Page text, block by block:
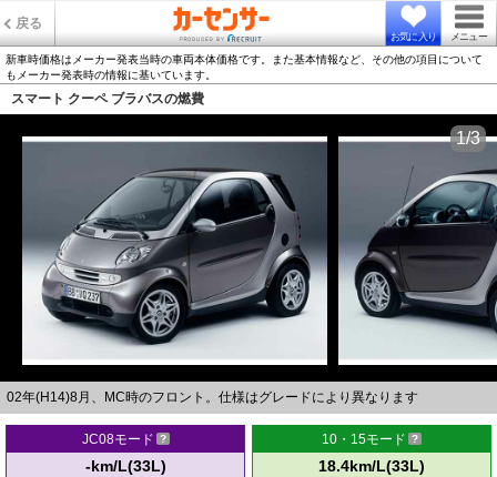
戻る
お気に入り メニュー
新車時価格はメーカー発表当時の車両本体価格です。また基本情報など、その他の項目について
もメーカー発表時の情報に基いています。
スマート クーペ ブラバスの燃費
02年(H14)8月、MC時のフロント。仕様はグレードにより異なります
1/3
JC08モード
-km/L(33L)
10・15モード
18.4km/L(33L)